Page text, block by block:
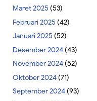
Maret 2025 (53)
Februari 2025 (42)
Januari 2025 (52)
Desember 2024(43)
November 2024(52)
Oktober 2024(71)
September 2024(93)